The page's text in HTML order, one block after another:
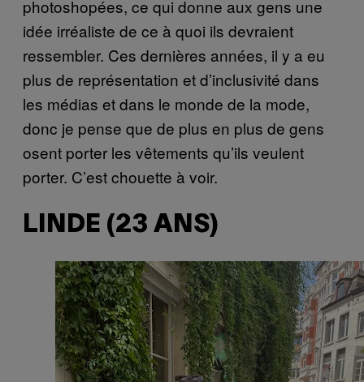
photoshopées, ce qui donne aux gens une
idée irréaliste de ce à quoi ils devraient
ressembler. Ces dernières années, il y a eu
plus de représentation et d’inclusivité dans
les médias et dans le monde de la mode,
donc je pense que de plus en plus de gens
osent porter les vêtements qu’ils veulent
porter. C’est chouette à voir.
LINDE (23 ANS)